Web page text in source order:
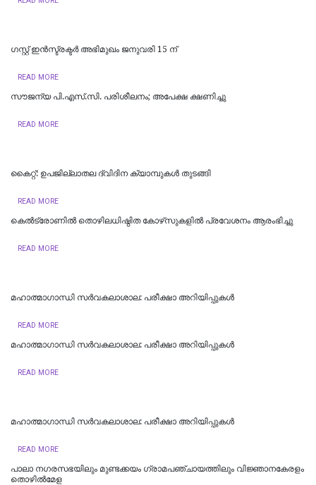
ഗസ്റ്റ് ഇൻസ്ട്രക്ടർ അഭിമുഖം ജനുവരി 15 ന്
READ MORE
സൗജന്യ പി.എസ്.സി. പരിശീലനം; അപേക്ഷ ക്ഷണിച്ചു
READ MORE
കൈറ്റ്: ഉപജില്ലാതല ദ്വിദിന ക്യാമ്പുകള്‍ തുടങ്ങി
READ MORE
കെല്‍ട്രോണില്‍ തൊഴിലധിഷ്ഠിത കോഴ്‌സുകളില്‍ പ്രവേശനം ആരംഭിച്ചു
READ MORE
മഹാത്മാഗാന്ധി സർവകലാശാല: പരീക്ഷാ അറിയിപ്പുകൾ
READ MORE
മഹാത്മാഗാന്ധി സർവകലാശാല: പരീക്ഷാ അറിയിപ്പുകൾ
READ MORE
മഹാത്മാഗാന്ധി സർവകലാശാല: പരീക്ഷാ അറിയിപ്പുകൾ
READ MORE
പാലാ നഗരസഭയിലും മുണ്ടക്കയം ഗ്രാമപഞ്ചായത്തിലും വിജ്ഞാനകേരളം
തൊഴില്‍മേള